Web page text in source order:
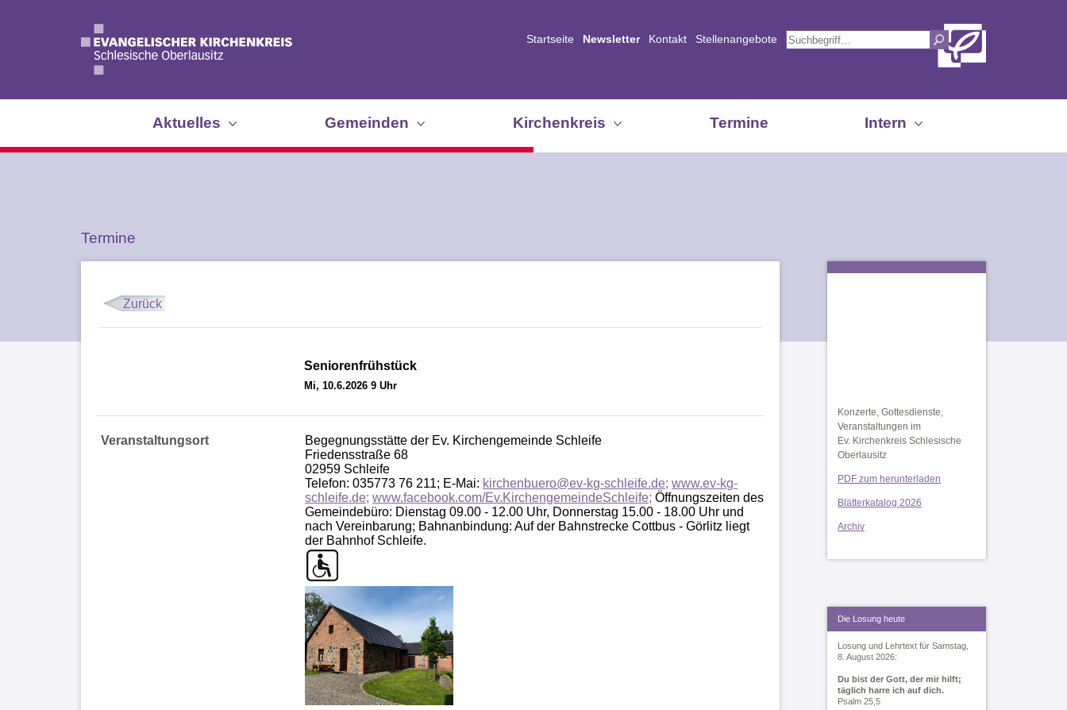
Startseite Newsletter Kontakt Stellenangebote
Aktuelles Gemeinden Kirchenkreis Termine Intern
Termine
Zurück
Seniorenfrühstück
Mi, 10.6.2026 9 Uhr
Veranstaltungsort
Begegnungsstätte der Ev. Kirchengemeinde Schleife
Friedensstraße 68
02959 Schleife
Telefon: 035773 76 211; E-Mai: kirchenbuero@ev-kg-schleife.de; www.ev-kg-
schleife.de; www.facebook.com/Ev.KirchengemeindeSchleife; Öffnungszeiten des
Gemeindebüro: Dienstag 09.00 - 12.00 Uhr, Donnerstag 15.00 - 18.00 Uhr und
nach Vereinbarung; Bahnanbindung: Auf der Bahnstrecke Cottbus - Görlitz liegt
der Bahnhof Schleife.
Konzerte, Gottesdienste,
Veranstaltungen im
Ev. Kirchenkreis Schlesische
Oberlausitz
PDF zum herunterladen
Blätterkatalog 2026
Archiv
Die Losung heute
Losung und Lehrtext für Samstag,
8. August 2026:
Du bist der Gott, der mir hilft;
täglich harre ich auf dich.
Psalm 25,5